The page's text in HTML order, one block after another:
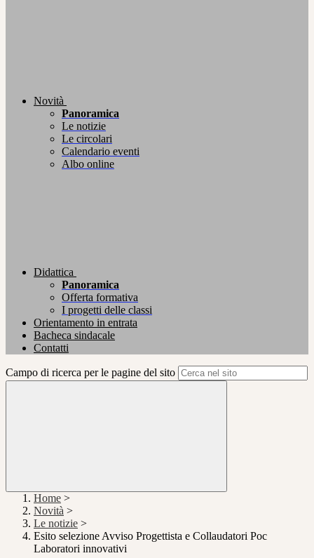
Novità
Panoramica
Le notizie
Le circolari
Calendario eventi
Albo online
Didattica
Panoramica
Offerta formativa
I progetti delle classi
Orientamento in entrata
Bacheca sindacale
Contatti
Campo di ricerca per le pagine del sito
Home >
Novità >
Le notizie >
Esito selezione Avviso Progettista e Collaudatori Poc
Laboratori innovativi